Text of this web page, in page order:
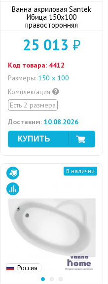
Ванна акриловая Santek
Ибица 150x100
правосторонняя
25 013 ₽
Код товара: 4412
Размеры: 150 x 100
Комплектация
Есть 2 размера
Доставим: 10.08.2026
Россия
В наличии